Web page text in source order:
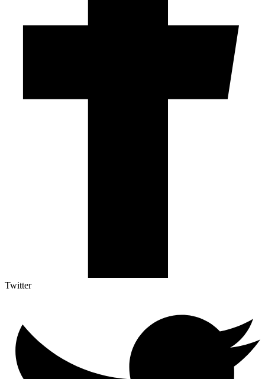
Twitter